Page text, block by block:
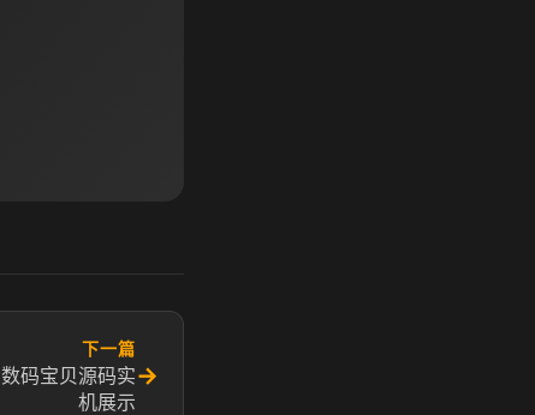
下一篇
码宝贝源码实
机展示
→